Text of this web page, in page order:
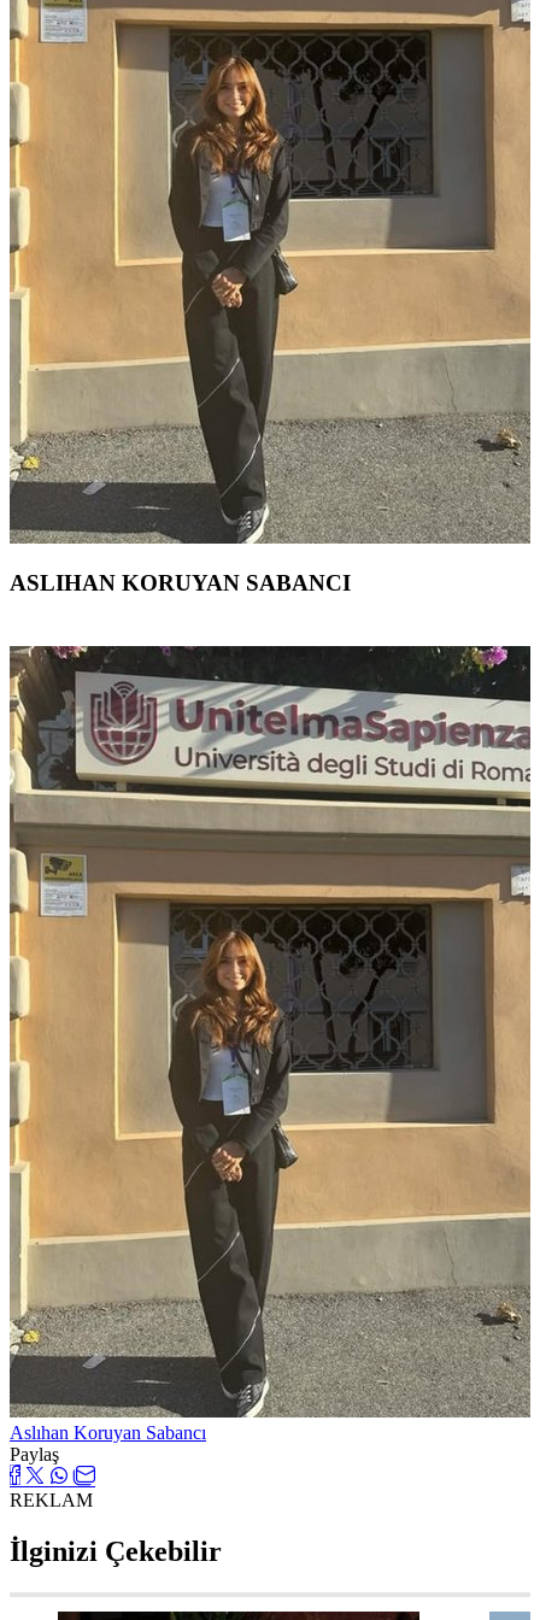
ASLIHAN KORUYAN SABANCI
Aslıhan Koruyan Sabancı
Paylaş
REKLAM
İlginizi Çekebilir